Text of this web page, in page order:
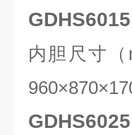
GDHS6015
内胆尺寸
960×870×17
GDHS6025